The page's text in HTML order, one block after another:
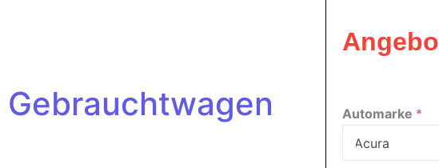
Gebrauchtwagen
Automarke *